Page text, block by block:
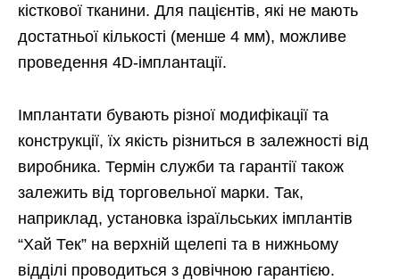
кісткової тканини. Для пацієнтів, які не мають
достатньої кількості (менше 4 мм), можливе
проведення 4D-імплантації.
Імплантати бувають різної модифікації та
конструкції, їх якість різниться в залежності від
виробника. Термін служби та гарантії також
залежить від торговельної марки. Так,
наприклад, установка ізраїльських імплантів
“Хай Тек” на верхній щелепі та в нижньому
відділі проводиться з довічною гарантією.